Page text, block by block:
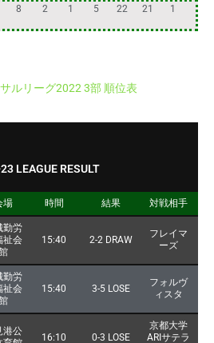
8 2 1 5 22 21 1
ルリーグ2022 3部 順位表
LEAGUE RESULT
場 時間 結果 対戦相手
勤労
祉会
15:40 2-2 DRAW
フレイマ
ーズ
勤労
祉会
15:40 3-5 LOSE
フォルヴ
ィスタ
港公
16:10 0-3 LOSE
京都大学
ARIサテラ